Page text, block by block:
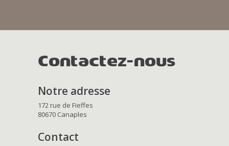
Contactez-nous
Notre adresse
172 rue de Fieffes
80670 Canaples
Contact